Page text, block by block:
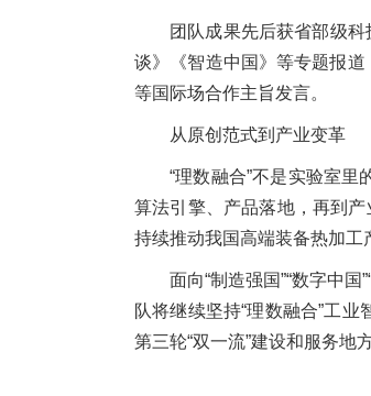
团队成果先后获省部级
谈》《智造中国》等专题报
等国际场合作主旨发言。
从原创范式到产业变革
“理数融合”不是实验室里
算法引擎、产品落地，再到产
持续推动我国高端装备热加工
面向“制造强国”“数字中
队将继续坚持“理数融合”工
第三轮“双一流”建设和服务地